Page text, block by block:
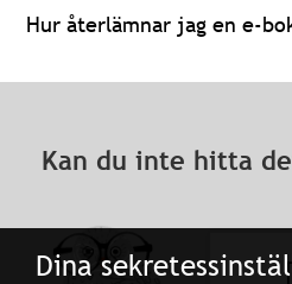
Dina
Hur återlämnar jag en e-
Kan du inte hitta